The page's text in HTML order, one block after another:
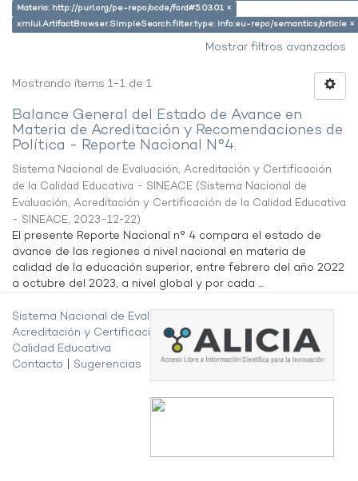
Materia: http://purl.org/pe-repo/ocde/ford#5.03.01 ×
xmlui.ArtifactBrowser.SimpleSearch.filter.type: info:eu-repo/semantics/article ×
Mostrar filtros avanzados
Mostrando ítems 1-1 de 1
Balance General del Estado de Avance en
Materia de Acreditación y Recomendaciones de
Política - Reporte Nacional N°4.
Sistema Nacional de Evaluación, Acreditación y Certificación
de la Calidad Educativa - SINEACE (Sistema Nacional de
Evaluación, Acreditación y Certificación de la Calidad Educativa
- SINEACE, 2023-12-22)
El presente Reporte Nacional n° 4 compara el estado de
avance de las regiones a nivel nacional en materia de
calidad de la educación superior, entre febrero del año 2022
a octubre del 2023, a nivel global y por cada ...
Sistema Nacional de Evaluación,
Acreditación y Certificación de la
Calidad Educativa
Contacto
Sugerencias